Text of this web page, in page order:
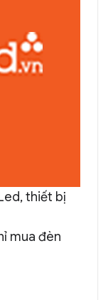
thiết bị
mua đèn